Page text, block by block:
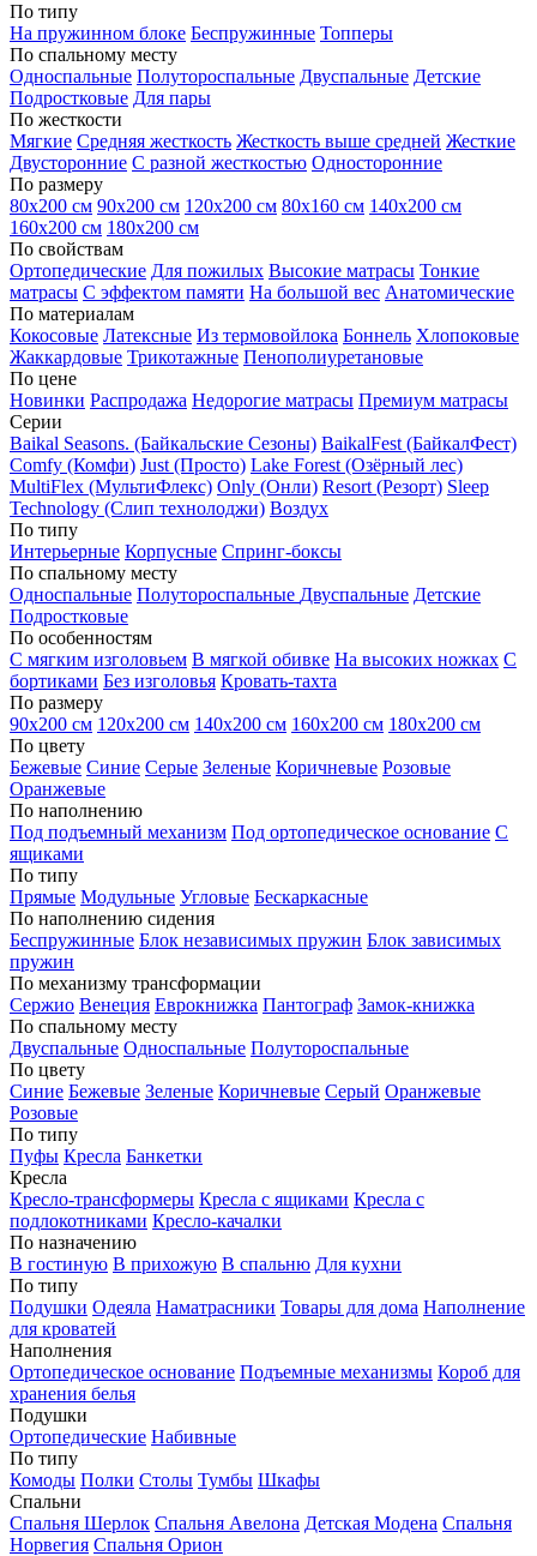
По типу
На пружинном блоке Беспружинные Топперы
По спальному месту
Односпальные Полутороспальные Двуспальные Детские
Подростковые Для пары
По жесткости
Мягкие Средняя жесткость Жесткость выше средней Жесткие
Двусторонние С разной жесткостью Односторонние
По размеру
80х200 см 90х200 см 120х200 см 80х160 см 140х200 см
160х200 см 180х200 см
По свойствам
Ортопедические Для пожилых Высокие матрасы Тонкие
матрасы С эффектом памяти На большой вес Анатомические
По материалам
Кокосовые Латексные Из термовойлока Боннель Хлопоковые
Жаккардовые Трикотажные Пенополиуретановые
По цене
Новинки Распродажа Недорогие матрасы Премиум матрасы
Серии
Baikal Seasons. (Байкальские Сезоны) BaikalFest (БайкалФест)
Comfy (Комфи) Just (Просто) Lake Forest (Озёрный лес)
MultiFlex (МультиФлекс) Only (Онли) Resort (Резорт) Sleep
Technology (Слип технолоджи) Воздух
По типу
Интерьерные Корпусные Спринг-боксы
По спальному месту
Односпальные Полутороспальные Двуспальные Детские
Подростковые
По особенностям
С мягким изголовьем В мягкой обивке На высоких ножках С
бортиками Без изголовья Кровать-тахта
По размеру
90х200 см 120х200 см 140х200 см 160х200 см 180х200 см
По цвету
Бежевые Синие Серые Зеленые Коричневые Розовые
Оранжевые
По наполнению
Под подъемный механизм Под ортопедическое основание С
ящиками
По типу
Прямые Модульные Угловые Бескаркасные
По наполнению сидения
Беспружинные Блок независимых пружин Блок зависимых
пружин
По механизму трансформации
Сержио Венеция Еврокнижка Пантограф Замок-книжка
По спальному месту
Двуспальные Односпальные Полутороспальные
По цвету
Синие Бежевые Зеленые Коричневые Серый Оранжевые
Розовые
По типу
Пуфы Кресла Банкетки
Кресла
Кресло-трансформеры Кресла с ящиками Кресла с
подлокотниками Кресло-качалки
По назначению
В гостиную В прихожую В спальню Для кухни
По типу
Подушки Одеяла Наматрасники Товары для дома Наполнение
для кроватей
Наполнения
Ортопедическое основание Подъемные механизмы Короб для
хранения белья
Подушки
Ортопедические Набивные
По типу
Комоды Полки Столы Тумбы Шкафы
Спальни
Спальня Шерлок Спальня Авелона Детская Модена Спальня
Норвегия Спальня Орион